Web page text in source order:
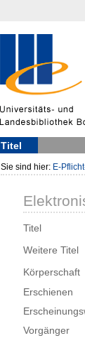
Titel
Sie sind hier: E-
Titel
Weitere Titel
Körperschaft
Erschienen
Vorgänger